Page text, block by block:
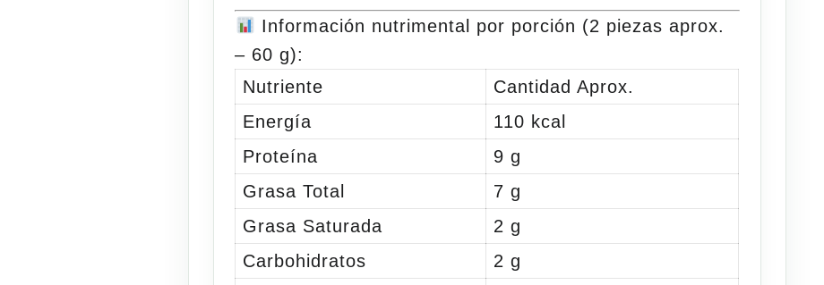
Información nutrimental por porción (2 piezas aprox.
– 60 g):
Nutriente
Cantidad Aprox.
Energía
110 kcal
Proteína
9 g
Grasa Total
7 g
Grasa Saturada
2 g
Carbohidratos
2 g